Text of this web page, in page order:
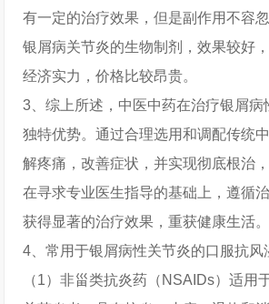
有一定的治疗效果，但是副作用不容
银屑病关节炎的生物制剂，效果较好
经济实力，价格比较昂贵。
3、综上所述，中医中药在治疗银屑病
独特优势。通过合理选用和调配传统
解疼痛，改善症状，并实现彻底根治
在寻求专业医生指导的基础上，遵循
获得显著的治疗效果，重获健康生活。
4、常用于银屑病性关节炎的口服抗风
（1）非甾类抗炎药（NSAIDs）适用